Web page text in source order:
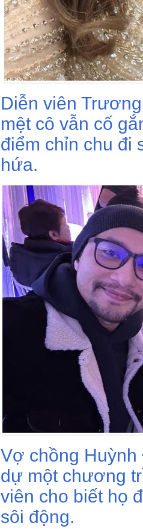
Diễn viên
mệt cô vẫn cố
điểm chỉn chu đi
hứa.
Vợ chồng
dự một chương
viên cho biết họ
sôi động.